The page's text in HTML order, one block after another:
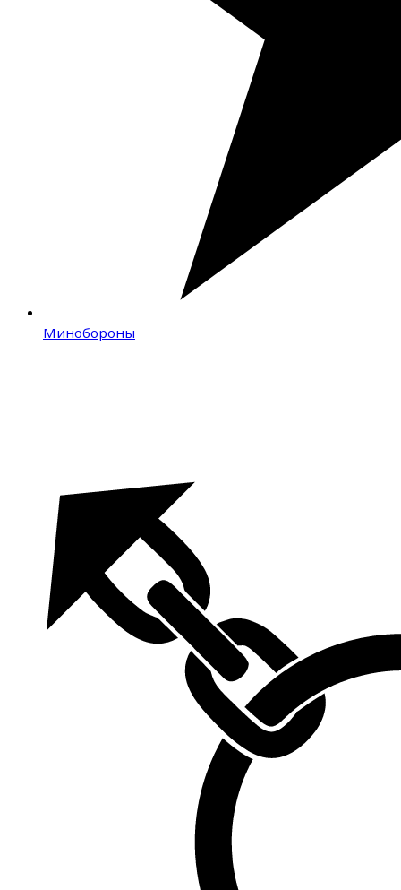
Минобороны